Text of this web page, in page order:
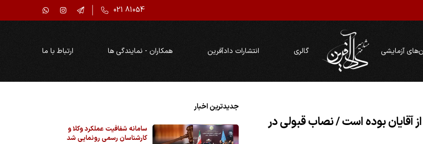
021 81054
آزمایشی گالری انتشارات دادآفرین همکاران - نمایندگی ها ارتباط با ما
خانم در آزمون وکالت 1403 بیشتر از آقایان بوده است / نصاب قبولی در
جدیدترین اخبار
سامانه شفافیت عملکرد وکلا و
کارشناسان رسمی رونمایی شد